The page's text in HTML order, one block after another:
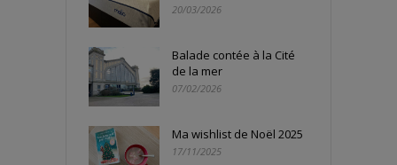
20/03/2026
Balade contée à la Cité
de la mer
07/02/2026
Ma wishlist de Noël 2025
17/11/2025